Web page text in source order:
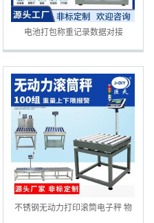
电池打包称重记录数据对接
ERP/MES系统/数据库滚筒秤批量
定制
不锈钢无动力打印滚筒电子秤 物